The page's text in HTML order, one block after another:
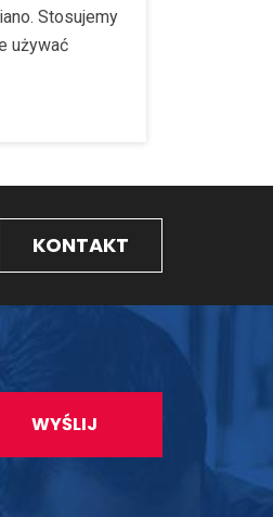
Stosujemy
używać
KONTAKT